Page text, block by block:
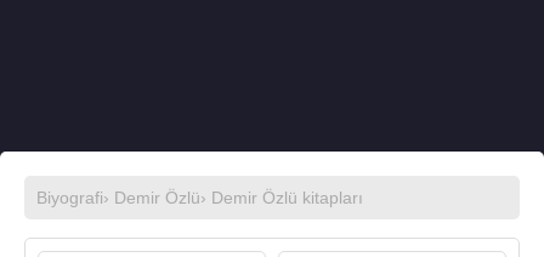
Biyografi› Demir Özlü› Demir Özlü kitapları